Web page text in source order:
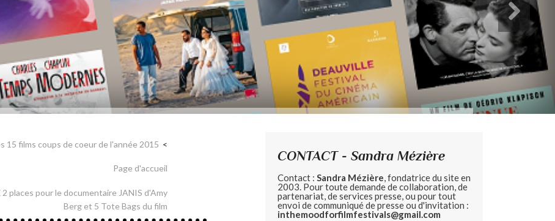
15 films coups de coeur de l'année 2015
Page d'accueil
places pour le documentaire JANIS d'Amy
Berg et 5 Tote Bags du film
CONTACT - Sandra Mézière
Contact : Sandra Mézière, fondatrice du site en
2003. Pour toute demande de collaboration, de
partenariat, de services presse, ou pour tout
envoi de communiqué de presse ou d'invitation :
inthemoodforfilmfestivals@gmail.com